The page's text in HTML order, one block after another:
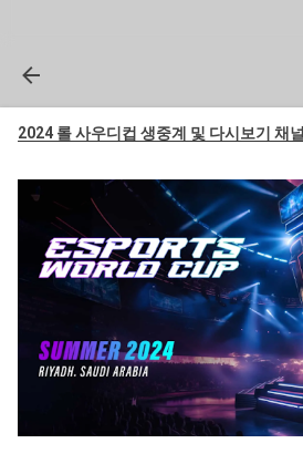
2024 롤 사우디컵 생중계 및 다시보기 채널